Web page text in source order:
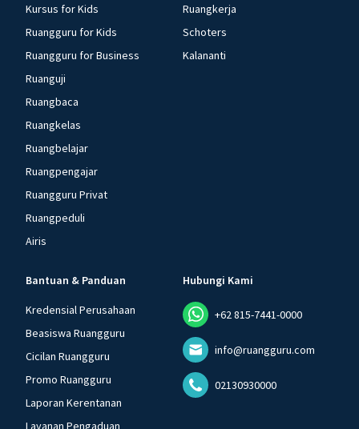
Kursus for Kids
Ruangguru for Kids
Ruangguru for Business
Ruanguji
Ruangbaca
Ruangkelas
Ruangbelajar
Ruangpengajar
Ruangguru Privat
Ruangpeduli
Airis
Ruangkerja
Schoters
Kalananti
Bantuan & Panduan
Kredensial Perusahaan
Beasiswa Ruangguru
Cicilan Ruangguru
Promo Ruangguru
Laporan Kerentanan
Layanan Pengaduan
Hubungi Kami
+62 815-7441-0000
info@ruangguru.com
02130930000